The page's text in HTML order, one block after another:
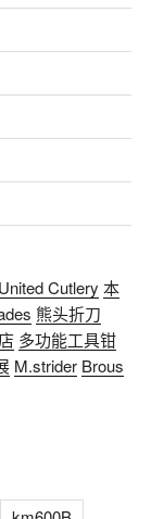
United Cutlery 本
熊头折刀
多功能工具钳
M.strider Brous